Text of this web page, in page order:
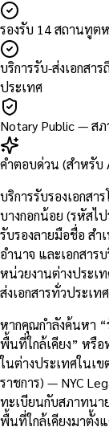
รองรับ 14 สถานทูตห
บริการรับ-ส่งเอกสา
ประเทศ
Notary Public — ส
คำตอบด่วน (สำหรับ
บริการรับรองเอกสา
บางกอกน้อย (รหัสไ
รับรองลายมือชื่อ สำ
อำนาจ และเอกสาร
หน่วยงานต่างประเ
ส่งเอกสารทั่วประเทศ
หากคุณกำลังค้นหา “
พื้นที่ใกล้เคียง” หรือ
ในต่างประเทศในเ
ราชการ) — NYC
ทะเบียนกับสภาทนา
พื้นที่ใกล้เคียงมาตั้ง